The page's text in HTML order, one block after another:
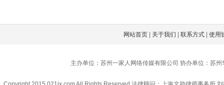
网站首页 关于我们 |联系方式 |使用
主办单位：苏州一家人网络传媒有限公司 协办单位：苏